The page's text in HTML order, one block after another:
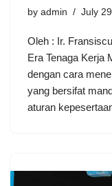
by admin July
Oleh : Ir.
Era Tenaga Kerja
dengan cara
yang bersifat
aturan